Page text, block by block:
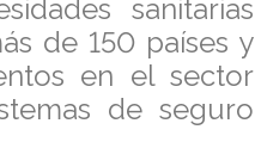
sanitarias
de 150 países y
en el sector
de seguro